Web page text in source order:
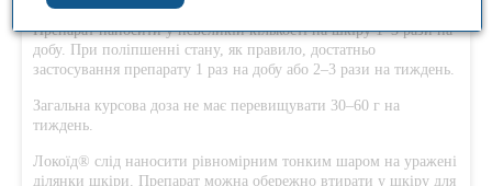
Препарат наносити у невеликій кількості на шкіру 1–3 рази на
добу. При поліпшенні стану, як правило, достатньо
застосування препарату 1 раз на добу або 2–3 рази на тиждень.
Загальна курсова доза не має перевищувати 30–60 г на
тиждень.
Локоїд® слід наносити рівномірним тонким шаром на уражені
ділянки шкіри. Препарат можна обережно втирати у шкіру для